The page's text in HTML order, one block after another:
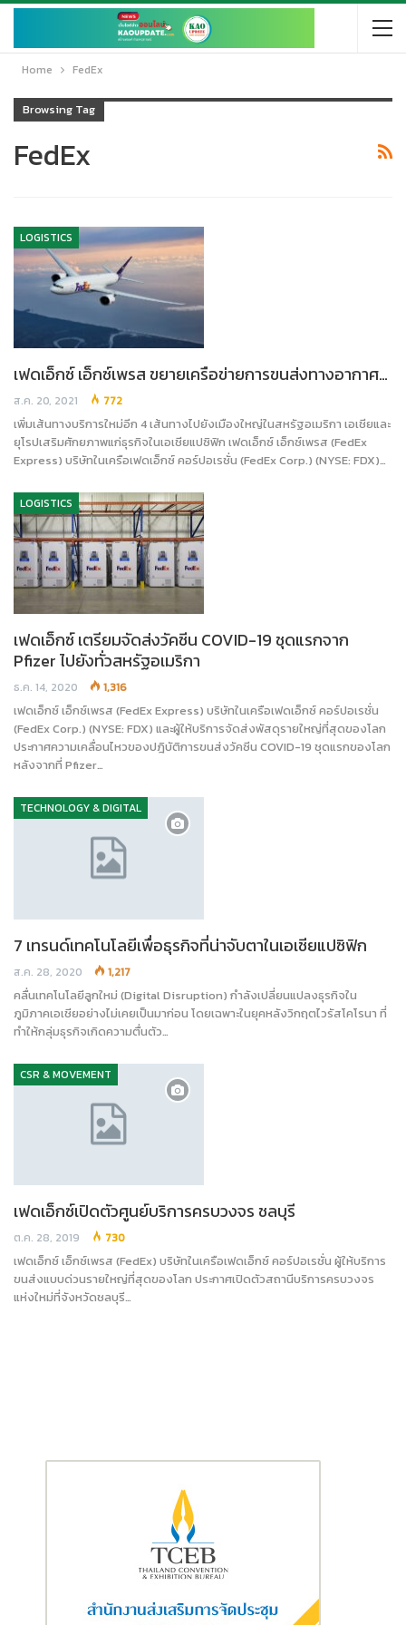
Home FedEx
Browsing Tag
FedEx
LOGISTICS
เฟดเอ็กซ์ เอ็กซ์เพรส ขยายเครือข่ายการขนส่งทางอากาศ…
ส.ค. 20, 2021 772
เพิ่มเส้นทางบริการใหม่อีก 4 เส้นทางไปยังเมืองใหญ่ในสหรัฐอเมริกา เอเชียและ
ยุโรปเสริมศักยภาพแก่ธุรกิจในเอเชียแปซิฟิก เฟดเอ็กซ์ เอ็กซ์เพรส (FedEx
Express) บริษัทในเครือเฟดเอ็กซ์ คอร์ปอเรชั่น (FedEx Corp.) (NYSE: FDX)…
LOGISTICS
เฟดเอ็กซ์ เตรียมจัดส่งวัคซีน COVID-19 ชุดแรกจาก
Pfizer ไปยังทั่วสหรัฐอเมริกา
ธ.ค. 14, 2020 1,316
เฟดเอ็กซ์ เอ็กซ์เพรส (FedEx Express) บริษัทในเครือเฟดเอ็กซ์ คอร์ปอเรชั่น
(FedEx Corp.) (NYSE: FDX) และผู้ให้บริการจัดส่งพัสดุรายใหญ่ที่สุดของโลก
ประกาศความเคลื่อนไหวของปฎิบัติการขนส่งวัคซีน COVID-19 ชุดแรกของโลก
หลังจากที่ Pfizer…
TECHNOLOGY & DIGITAL
7 เทรนด์เทคโนโลยีเพื่อธุรกิจที่น่าจับตาในเอเชียแปซิฟิก
ส.ค. 28, 2020 1,217
คลื่นเทคโนโลยีลูกใหม่ (Digital Disruption) กำลังเปลี่ยนแปลงธุรกิจใน
ภูมิภาคเอเชียอย่างไม่เคยเป็นมาก่อน โดยเฉพาะในยุคหลังวิกฤตไวรัสโคโรนา ที่
ทำให้กลุ่มธุรกิจเกิดความตื่นตัว…
CSR & MOVEMENT
เฟดเอ็กซ์เปิดตัวศูนย์บริการครบวงจร ชลบุรี
ต.ค. 28, 2019 730
เฟดเอ็กซ์ เอ็กซ์เพรส (FedEx) บริษัทในเครือเฟดเอ็กซ์ คอร์ปอเรชั่น ผู้ให้บริการ
ขนส่งแบบด่วนรายใหญ่ที่สุดของโลก ประกาศเปิดตัวสถานีบริการครบวงจร
แห่งใหม่ที่จังหวัดชลบุรี…